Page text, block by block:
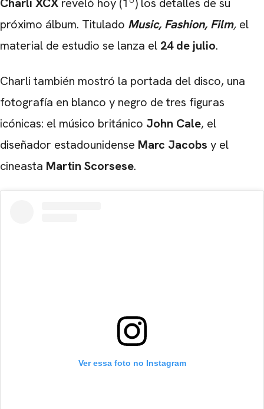
próximo álbum. Titulado Music, Fashion, Film, el
material de estudio se lanza el 24 de julio.
Charli también mostró la portada del disco, una
fotografía en blanco y negro de tres figuras
icónicas: el músico británico John Cale, el
diseñador estadounidense Marc Jacobs y el
cineasta Martin Scorsese.
Ver essa foto no Instagram